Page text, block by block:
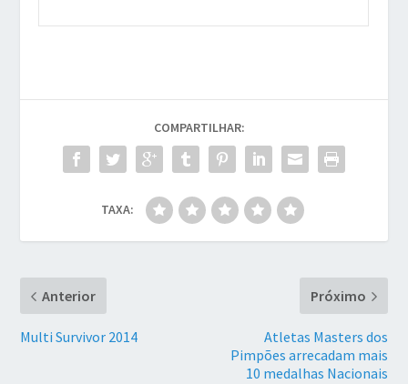
COMPARTILHAR:
TAXA:
Anterior
Multi Survivor 2014
Próximo
Atletas Masters dos
Pimpões arrecadam mais
10 medalhas Nacionais